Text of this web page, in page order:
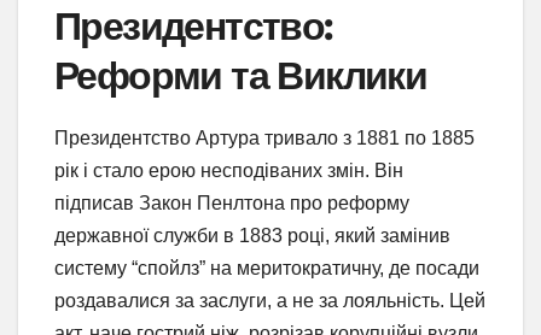
Президентство:
Реформи та Виклики
Президентство Артура тривало з 1881 по 1885
рік і стало ерою несподіваних змін. Він
підписав Закон Пенлтона про реформу
державної служби в 1883 році, який замінив
систему “спойлз” на меритократичну, де посади
роздавалися за заслуги, а не за лояльність. Цей